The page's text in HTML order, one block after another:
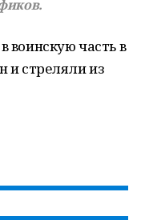
воинскую часть в
и стреляли из